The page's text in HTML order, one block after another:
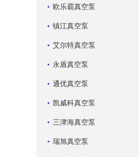
欧乐霸真空泵
镇江真空泵
艾尔特真空泵
永盾真空泵
通优真空泵
凯威科真空泵
三津海真空泵
瑞旭真空泵